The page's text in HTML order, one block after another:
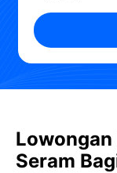
Lowongan
Seram